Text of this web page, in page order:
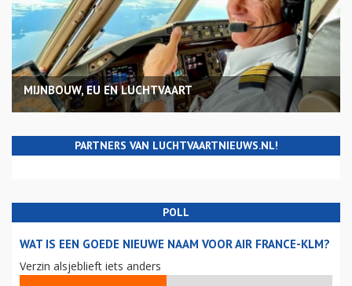
MIJNBOUW, EU EN LUCHTVAART
PARTNERS VAN LUCHTVAARTNIEUWS.NL!
POLL
WAT IS EEN GOEDE NIEUWE NAAM VOOR AIR FRANCE-KLM?
Verzin alsjeblieft iets anders